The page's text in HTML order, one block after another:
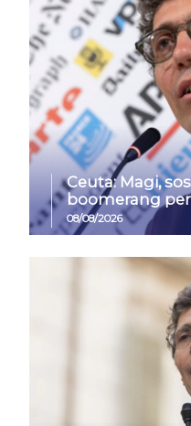
Ceuta: Magi,
boomerang
08/08/2026